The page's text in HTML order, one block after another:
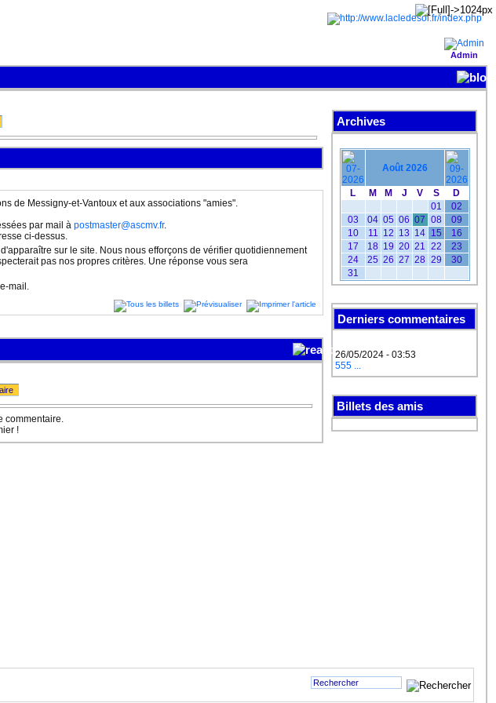
Admin
de Messigny-et-Vantoux et aux associations "amies".
par mail à postmaster@ascmv.fr.
ci-dessus.
sur le site. Nous nous efforçons de vérifier quotidiennement
pas nos propres critères. Une réponse vous sera
mail.
commentaire.
!
Archives
Août 2026
L M M J V S
D
01
02
03
04 05 06 07 08
09
10
11 12 13 14 15
16
17
18 19 20 21 22
23
24
25 26 27 28 29
30
31
Derniers commentaires
26/05/2024 - 03:53
555 ...
Billets des amis